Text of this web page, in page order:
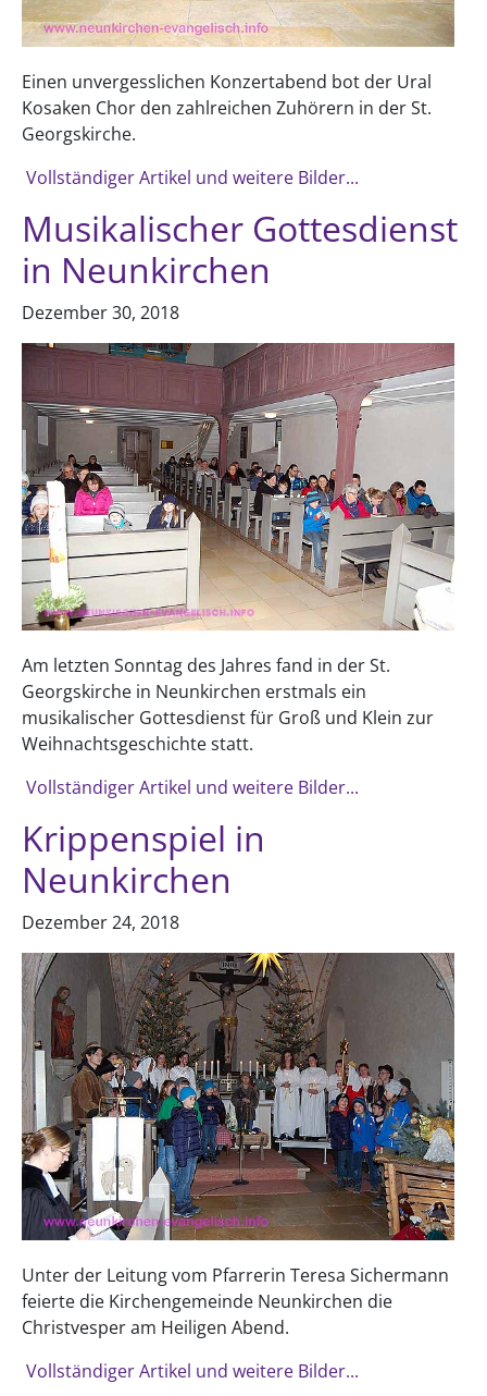
Einen unvergesslichen Konzertabend bot der Ural
Kosaken Chor den zahlreichen Zuhörern in der St.
Georgskirche.
Vollständiger Artikel und weitere Bilder...
Musikalischer Gottesdienst
in Neunkirchen
Dezember 30, 2018
Am letzten Sonntag des Jahres fand in der St.
Georgskirche in Neunkirchen erstmals ein
musikalischer Gottesdienst für Groß und Klein zur
Weihnachtsgeschichte statt.
Vollständiger Artikel und weitere Bilder...
Krippenspiel in
Neunkirchen
Dezember 24, 2018
Unter der Leitung vom Pfarrerin Teresa Sichermann
feierte die Kirchengemeinde Neunkirchen die
Christvesper am Heiligen Abend.
Vollständiger Artikel und weitere Bilder...